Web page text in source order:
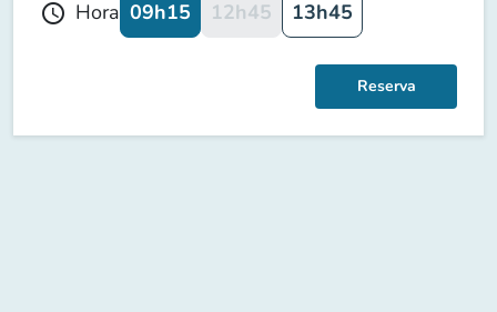
schedule Hora 09h15 12h45 13h45
Reserva